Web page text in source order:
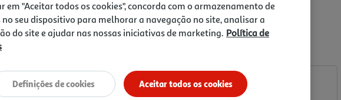
25,99 €
em "Aceitar todos os cookies", concorda com o armazenamento de
no seu dispositivo para melhorar a navegação no site, analisar a
do site e ajudar nas nossas iniciativas de marketing. Política de
Aceitar todos os cookies
Definições de cookies